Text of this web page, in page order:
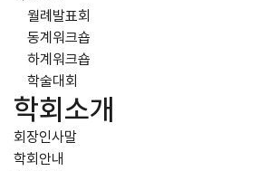
월례발표회
동계워크숍
하계워크숍
학술대회
학회소개
회장인사말
학회안내